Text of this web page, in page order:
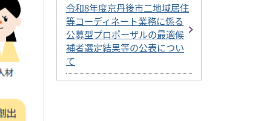
令和8年度京丹後市二地域居住
等コーディネート業務に係る
公募型プロポーザルの最適候
補者選定結果等の公表につい
て